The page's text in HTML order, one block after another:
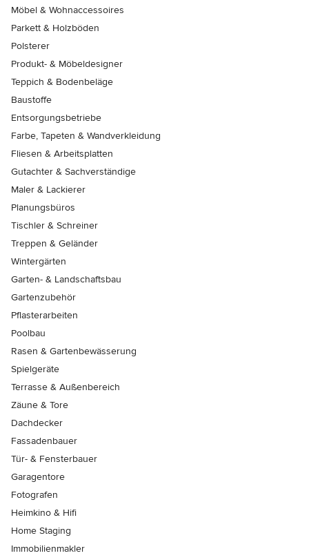
Möbel & Wohnaccessoires
Parkett & Holzböden
Polsterer
Produkt- & Möbeldesigner
Teppich & Bodenbeläge
Baustoffe
Entsorgungsbetriebe
Farbe, Tapeten & Wandverkleidung
Fliesen & Arbeitsplatten
Gutachter & Sachverständige
Maler & Lackierer
Planungsbüros
Tischler & Schreiner
Treppen & Geländer
Wintergärten
Garten- & Landschaftsbau
Gartenzubehör
Pflasterarbeiten
Poolbau
Rasen & Gartenbewässerung
Spielgeräte
Terrasse & Außenbereich
Zäune & Tore
Dachdecker
Fassadenbauer
Tür- & Fensterbauer
Garagentore
Fotografen
Heimkino & Hifi
Home Staging
Immobilienmakler